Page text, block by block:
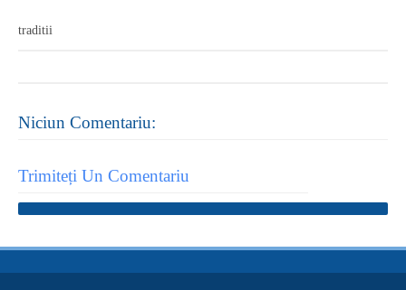
traditii
Niciun Comentariu:
Trimiteți Un Comentariu